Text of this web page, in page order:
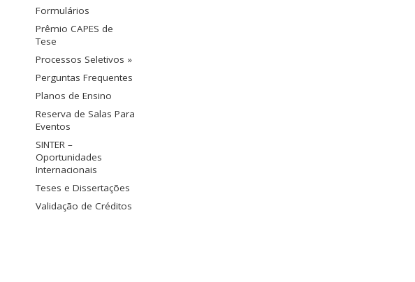
Formulários
Prêmio CAPES de
Tese
Processos Seletivos »
Perguntas Frequentes
Planos de Ensino
Reserva de Salas Para
Eventos
SINTER –
Oportunidades
Internacionais
Teses e Dissertações
Validação de Créditos